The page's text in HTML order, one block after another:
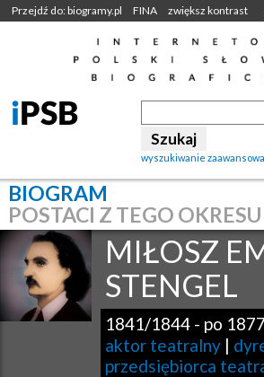
Przejdź do: biogramy.pl FINA zwiększ kontrast
wyszukiwanie
BIOGRAM
POSTACI Z TEGO OKRESU
MIŁOSZ
STENGEL
1841/1844 - po 1877
aktor teatralny |
przedsiębiorca